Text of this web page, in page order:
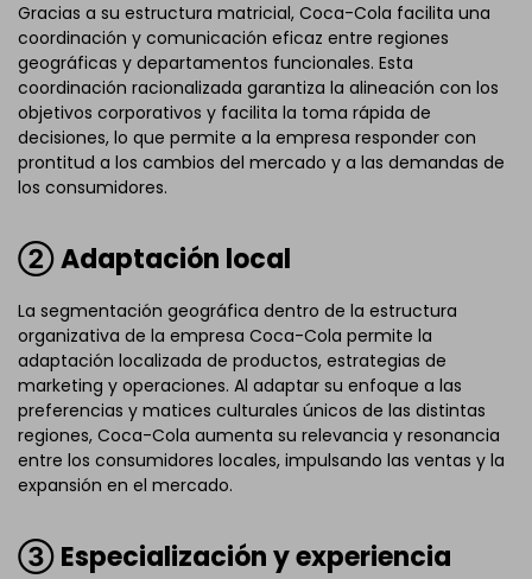
Gracias a su estructura matricial, Coca-Cola facilita una
coordinación y comunicación eficaz entre regiones
geográficas y departamentos funcionales. Esta
coordinación racionalizada garantiza la alineación con los
objetivos corporativos y facilita la toma rápida de
decisiones, lo que permite a la empresa responder con
prontitud a los cambios del mercado y a las demandas de
los consumidores.
② Adaptación local
La segmentación geográfica dentro de la estructura
organizativa de la empresa Coca-Cola permite la
adaptación localizada de productos, estrategias de
marketing y operaciones. Al adaptar su enfoque a las
preferencias y matices culturales únicos de las distintas
regiones, Coca-Cola aumenta su relevancia y resonancia
entre los consumidores locales, impulsando las ventas y la
expansión en el mercado.
③ Especialización y experiencia